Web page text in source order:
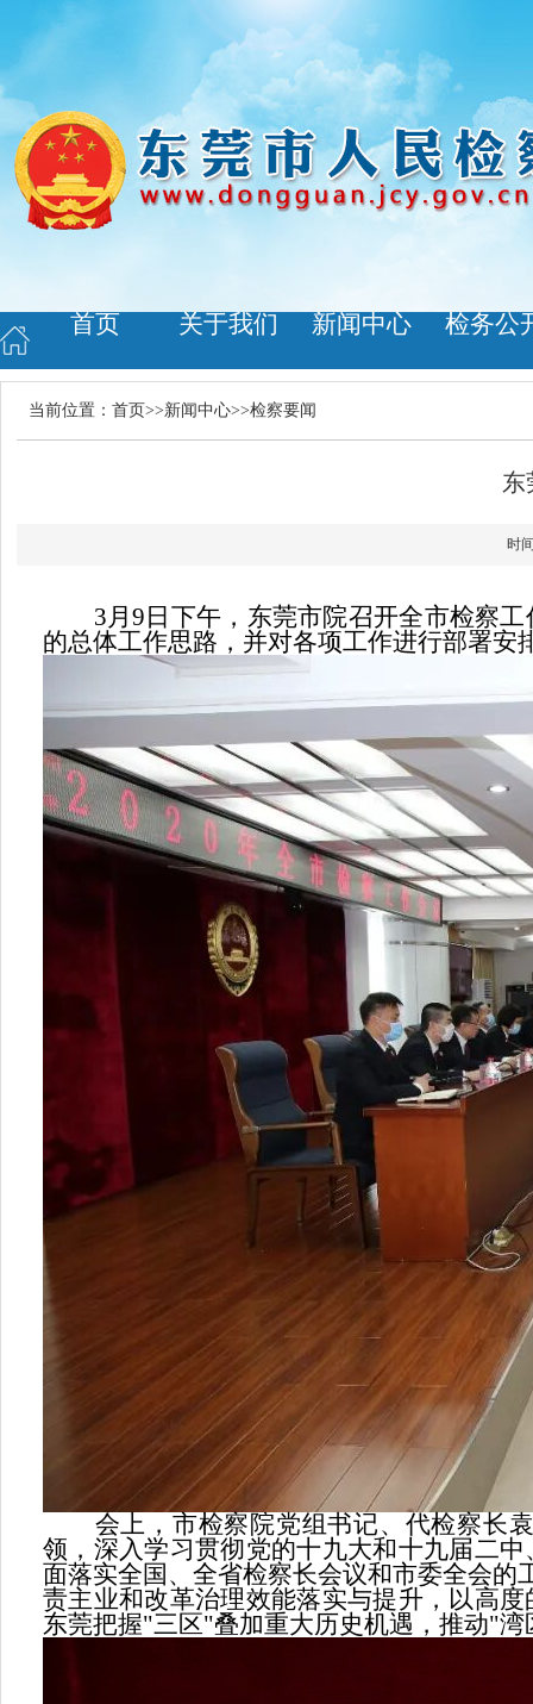
首页 关于我们 新闻中心 检务公
当前位置： 首页>>新闻中心>>检察要闻
东
时
3月9日下午，东莞市院召开全市检察工
的总体工作思路，并对各项工作进行部署安
会上，市检察院党组书记、代检察长袁
领，深入学习贯彻党的十九大和十九届二
面落实全国、全省检察长会议和市委全会
责主业和改革治理效能落实与提升，以高
东莞把握"三区"叠加重大历史机遇，推动"